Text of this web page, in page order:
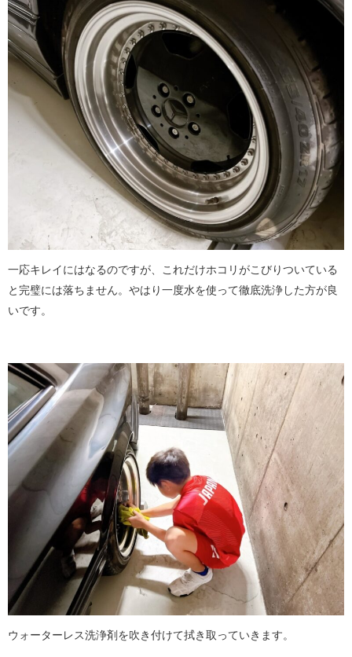
一応キレイにはなるのですが、これだけホコリがこびりついている
と完璧には落ちません。やはり一度水を使って徹底洗浄した方が良
いです。
ウォーターレス洗浄剤を吹き付けて拭き取っていきます。